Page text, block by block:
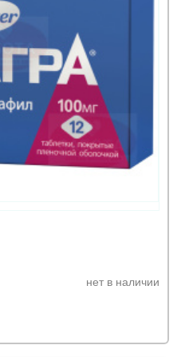
нет в наличии